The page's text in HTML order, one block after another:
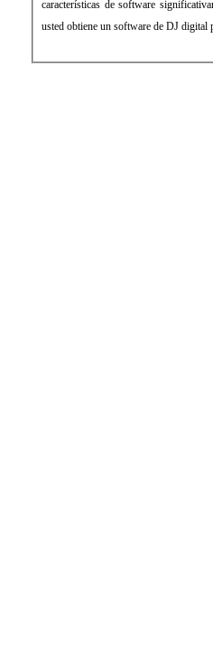
características de software
usted obtiene un software de DJ digital